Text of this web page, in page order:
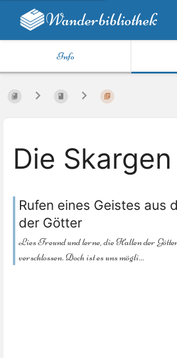
Wanderbibliothek
Info
Die Skargen
Rufen eines Geistes aus
der Götter
Lies Freund und lerne, die Hallen der
verschlossen. Doch ist es uns mögli...